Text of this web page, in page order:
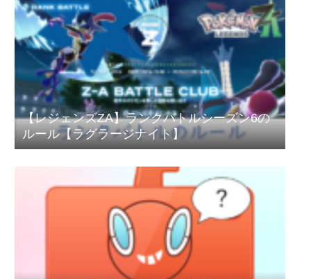
【レジェンズZA】ランクバトルシーズン6の
ルール【ラグラージナイト】